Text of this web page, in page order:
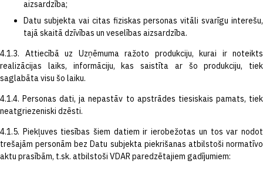
aizsardzība;
Datu subjekta vai citas fiziskas personas vitāli svarīgu interešu,
tajā skaitā dzīvības un veselības aizsardzība.
4.1.3. Attiecībā uz Uzņēmuma ražoto produkciju, kurai ir noteikts
realizācijas laiks, informāciju, kas saistīta ar šo produkciju, tiek
saglabāta visu šo laiku.
4.1.4. Personas dati, ja nepastāv to apstrādes tiesiskais pamats, tiek
neatgriezeniski dzēsti.
4.1.5. Piekļuves tiesības šiem datiem ir ierobežotas un tos var nodot
trešajām personām bez Datu subjekta piekrišanas atbilstoši normatīvo
aktu prasībām, t.sk. atbilstoši VDAR paredzētajiem gadījumiem: